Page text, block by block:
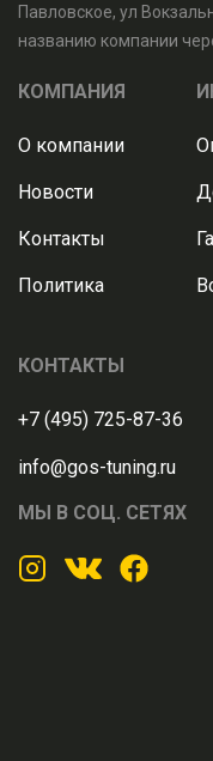
Павловское, ул
названию компании
КОМПАНИЯ
О компании
Новости
Контакты
Политика
КОНТАКТЫ
+7 (495) 725-87-36
info@gos-tuning.ru
МЫ В СОЦ. СЕТЯХ